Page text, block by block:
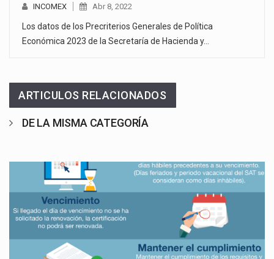
INCOMEX Abr 8, 2022
Los datos de los Precriterios Generales de Política
Económica 2023 de la Secretaría de Hacienda y…
ARTICULOS RELACIONADOS
DE LA MISMA CATEGORÍA